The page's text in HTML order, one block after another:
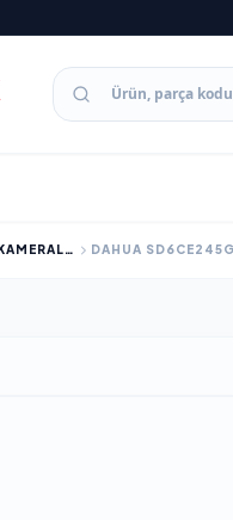
IP GÜVENLİK KAMERALARI